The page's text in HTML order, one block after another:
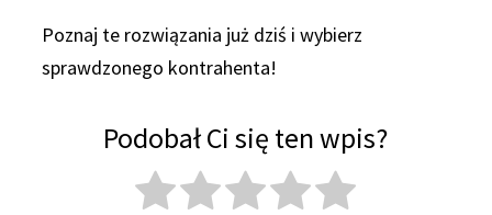
Poznaj te rozwiązania już dziś i wybierz
sprawdzonego kontrahenta!
Podobał Ci się ten wpis?